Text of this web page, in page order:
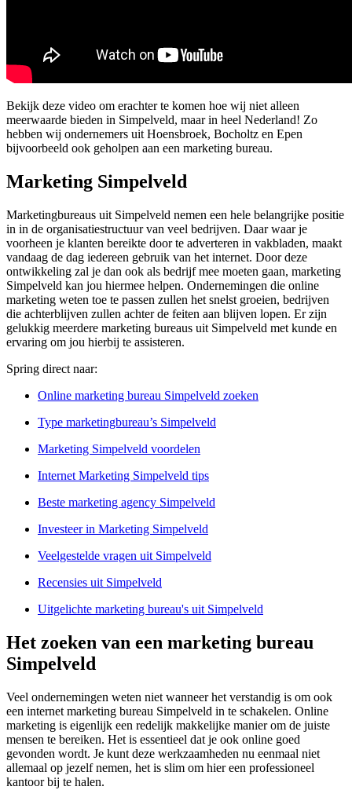
Bekijk deze video om erachter te komen hoe wij niet alleen
meerwaarde bieden in Simpelveld, maar in heel Nederland! Zo
hebben wij ondernemers uit Hoensbroek, Bocholtz en Epen
bijvoorbeeld ook geholpen aan een marketing bureau.
Marketing Simpelveld
Marketingbureaus uit Simpelveld nemen een hele belangrijke positie
in in de organisatiestructuur van veel bedrijven. Daar waar je
voorheen je klanten bereikte door te adverteren in vakbladen, maakt
vandaag de dag iedereen gebruik van het internet. Door deze
ontwikkeling zal je dan ook als bedrijf mee moeten gaan, marketing
Simpelveld kan jou hiermee helpen. Ondernemingen die online
marketing weten toe te passen zullen het snelst groeien, bedrijven
die achterblijven zullen achter de feiten aan blijven lopen. Er zijn
gelukkig meerdere marketing bureaus uit Simpelveld met kunde en
ervaring om jou hierbij te assisteren.
Spring direct naar:
Online marketing bureau Simpelveld zoeken
Type marketingbureau’s Simpelveld
Marketing Simpelveld voordelen
Internet Marketing Simpelveld tips
Beste marketing agency Simpelveld
Investeer in Marketing Simpelveld
Veelgestelde vragen uit Simpelveld
Recensies uit Simpelveld
Uitgelichte marketing bureau's uit Simpelveld
Het zoeken van een marketing bureau
Simpelveld
Veel ondernemingen weten niet wanneer het verstandig is om ook
een internet marketing bureau Simpelveld in te schakelen. Online
marketing is eigenlijk een redelijk makkelijke manier om de juiste
mensen te bereiken. Het is essentieel dat je ook online goed
gevonden wordt. Je kunt deze werkzaamheden nu eenmaal niet
allemaal op jezelf nemen, het is slim om hier een professioneel
kantoor bij te halen.